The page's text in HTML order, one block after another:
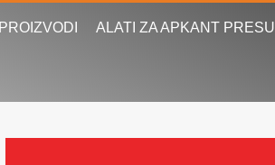
PROIZVODI ALATI ZA APKANT PRESU